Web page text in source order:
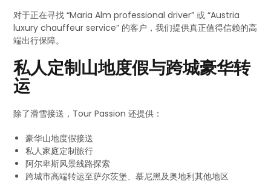
对于正在寻找 “Maria Alm professional driver” 或 “Austria
luxury chauffeur service” 的客户，我们提供真正值得信赖的高
端出行保障。
私人定制山地度假与跨城豪华转
运
除了滑雪接送，Tour Passion 还提供：
豪华山地度假接送
私人家庭定制旅行
阿尔卑斯风景线路探索
跨城市高端转运至萨尔茨堡、慕尼黑及奥地利其他地区